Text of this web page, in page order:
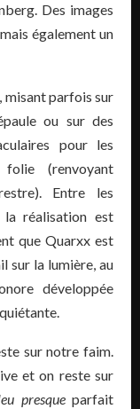
Des images
également un
misant parfois sur
ou sur des
pour les
(renvoyant
Entre les
réalisation est
que Quarxx est
sur la lumière, au
développée
sur notre faim.
et on reste sur
presqueparfait